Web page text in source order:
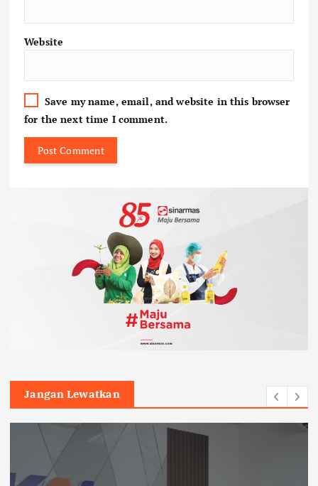
Website
Save my name, email, and website in this browser
for the next time I comment.
Jangan Lewatkan